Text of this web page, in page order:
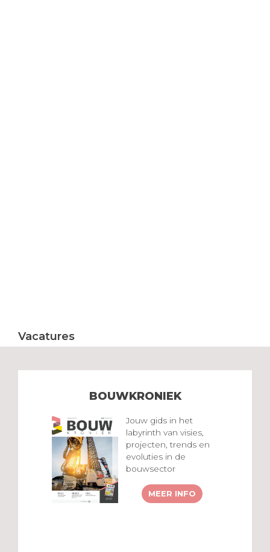
Vacatures
BOUWKRONIEK
Jouw gids in het
labyrinth van visies,
projecten, trends en
evoluties in de
bouwsector
MEER INFO